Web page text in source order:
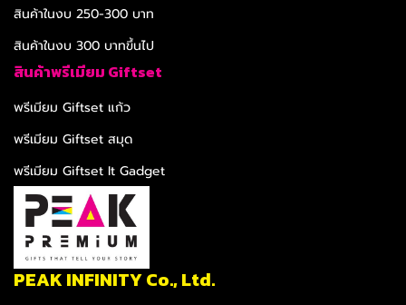
สินค้าในงบ 250-300 บาท
สินค้าในงบ 300 บาทขึ้นไป
สินค้าพรีเมียม Giftset
พรีเมียม Giftset แก้ว
พรีเมียม Giftset สมุด
พรีเมียม Giftset It Gadget
PEAK INFINITY Co., Ltd.